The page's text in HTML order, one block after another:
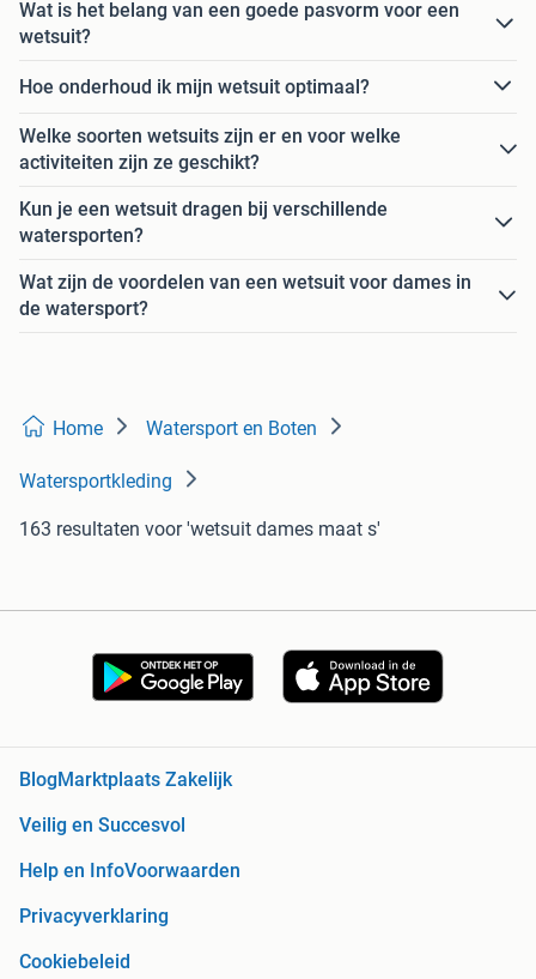
Wat is het belang van een goede pasvorm voor een
wetsuit?
Hoe onderhoud ik mijn wetsuit optimaal?
Welke soorten wetsuits zijn er en voor welke
activiteiten zijn ze geschikt?
Kun je een wetsuit dragen bij verschillende
watersporten?
Wat zijn de voordelen van een wetsuit voor dames in
de watersport?
Home Watersport en Boten
Watersportkleding
163 resultaten voor 'wetsuit dames maat s'
BlogMarktplaats Zakelijk
Veilig en Succesvol
Help en InfoVoorwaarden
Privacyverklaring
Cookiebeleid